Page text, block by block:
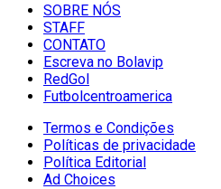
SOBRE NÓS
STAFF
CONTATO
Escreva no Bolavip
RedGol
Futbolcentroamerica
Termos e Condições
Políticas de privacidade
Política Editorial
Ad Choices